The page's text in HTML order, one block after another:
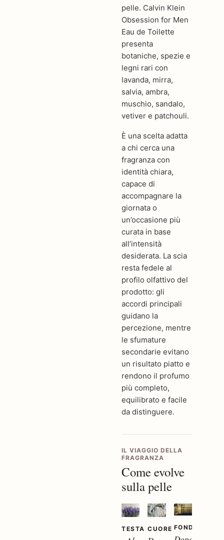
pelle. Calvin Klein
Obsession for Men
Eau de Toilette
presenta
botaniche, spezie e
legni rari con
lavanda, mirra,
salvia, ambra,
muschio, sandalo,
vetiver e patchouli.
È una scelta adatta
a chi cerca una
fragranza con
identità chiara,
capace di
accompagnare la
giornata o
un’occasione più
curata in base
all’intensità
desiderata. La scia
resta fedele al
profilo olfattivo del
prodotto: gli
accordi principali
guidano la
percezione, mentre
le sfumature
secondarie evitano
un risultato piatto e
rendono il profumo
più completo,
equilibrato e facile
da distinguere.
IL VIAGGIO DELLA
FRAGRANZA
Come evolve
sulla pelle
TESTA CUORE FONDO